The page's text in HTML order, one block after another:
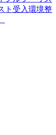
ト受入環境整